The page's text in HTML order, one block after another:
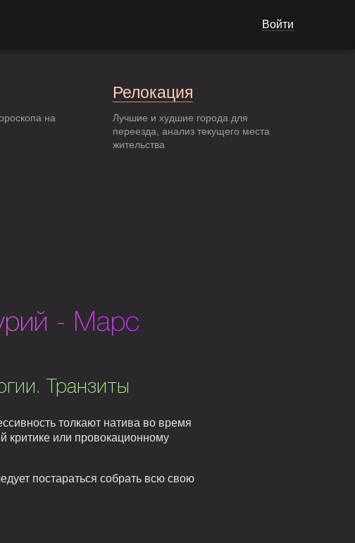
Войти
на
Релокация
Лучшие и худшие города для
переезда, анализ текущего места
жительства
- Марс
Транзиты
толкают натива во время
критике или провокационному
постараться собрать всю свою